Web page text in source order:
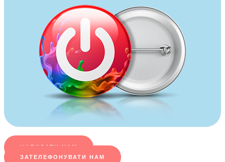
НАПИСАТИ НАМ
ЗАТЕЛЕФОНУВАТИ НАМ